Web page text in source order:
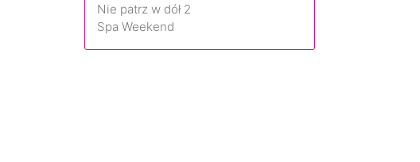
Nie patrz w dół 2
Spa Weekend